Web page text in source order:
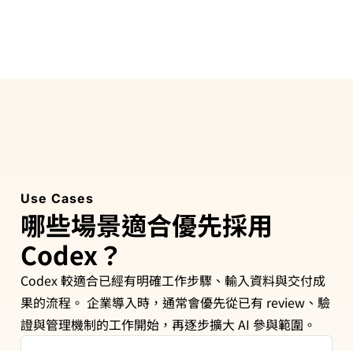
Use Cases
哪些場景適合優先採用
Codex？
Codex 較適合已經有明確工作步驟、輸入資料與交付成
果的流程。 企業導入時，通常會優先從已有 review、驗
證與管理機制的工作開始，再逐步擴大 AI 參與範圍。